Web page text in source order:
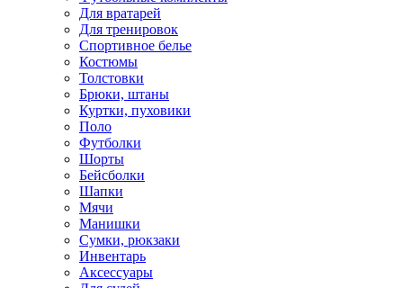
Для вратарей
Для тренировок
Спортивное белье
Костюмы
Толстовки
Брюки, штаны
Куртки, пуховики
Поло
Футболки
Шорты
Бейсболки
Шапки
Мячи
Манишки
Сумки, рюкзаки
Инвентарь
Аксессуары